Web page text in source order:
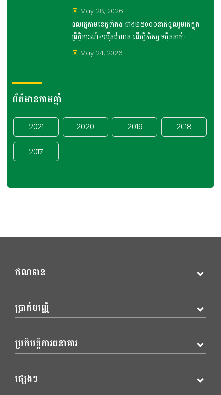
May 28, 2026
ពលរដ្ឋតាមខេត្តទាំង៥ ជាង២៥០០០នាក់ចូលរួមរត់ក្នុង
ព្រឹត្តិការណ៍«១ម៉ឺនជំហាន ដើម្បីសិស្ស១ម៉ឺននាក់»
May 24, 2026
ព័ត៌មានតាមឆ្នាំ
2021 2020 2019 2018
2017
ឥណទាន
ប្រាក់បញ្ញើ
ប្រតិបត្តិការធនាគារ
ផ្សេងៗ